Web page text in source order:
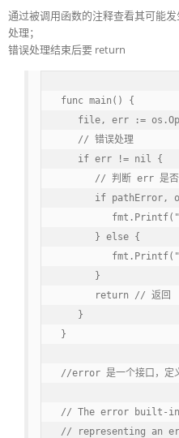
通过被调用函数的注释查看其可能
处理；
错误处理结束后要 return
func main() {
file, err :=
   // 错误处理
   if err != nil {
// 判断 err 是
if pathError,
      } else {
      }
      return // 返回
   }
}
//error 是一个接口，定义
// The error built-
// representing an